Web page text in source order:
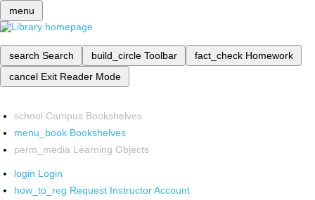
menu
search Search build_circle Toolbar fact_check Homework
cancel Exit Reader Mode
school Campus Bookshelves
menu_book Bookshelves
perm_media Learning Objects
login Login
how_to_reg Request Instructor Account